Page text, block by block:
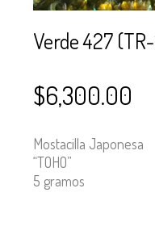
Verde 427 (TR-
$6,300.00
Mostacilla Japonesa
“TOHO”
5 gramos